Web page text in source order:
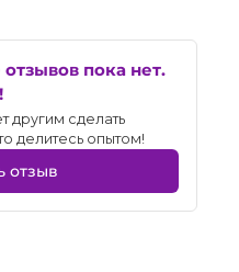
пока нет.
другим сделать
делитесь опытом!
отзыв